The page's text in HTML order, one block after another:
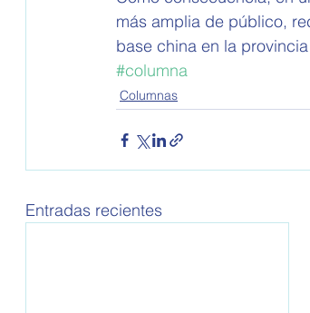
más amplia de público,
base china en la
#columna
Columnas
Entradas recientes